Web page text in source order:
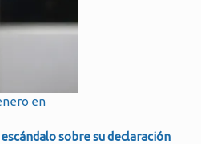
en
sobre su declaración